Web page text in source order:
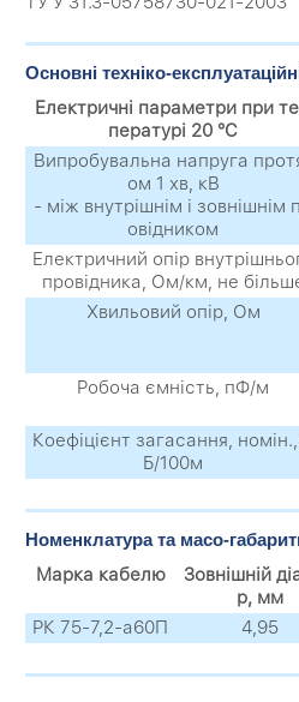
Основні техніко-
Електричні параметри при
пературі 20 °C
Випробувальна напруга
ом 1 хв, кВ
- між внутрішнім і зовнішнім
овідником
Електричний опір
провідника, Ом/км, не
Хвильовий опір, Ом
Робоча ємність, пФ/м
Коефіцієнт загасання,
Б/100м
Номенклатура та масо-
Марка кабелю
Зовнішній
р, мм
РК 75-7,2-а60П 4,95